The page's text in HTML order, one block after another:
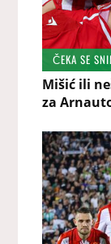
ČEKA SE
Mišić ili
za